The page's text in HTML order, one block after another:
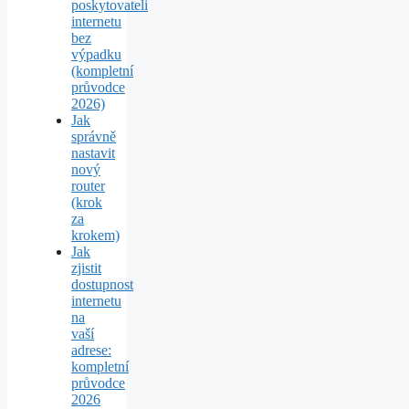
poskytovateli
internetu
bez
výpadku
(kompletní
průvodce
2026)
Jak
správně
nastavit
nový
router
(krok
za
krokem)
Jak
zjistit
dostupnost
internetu
na
vaší
adrese:
kompletní
průvodce
2026